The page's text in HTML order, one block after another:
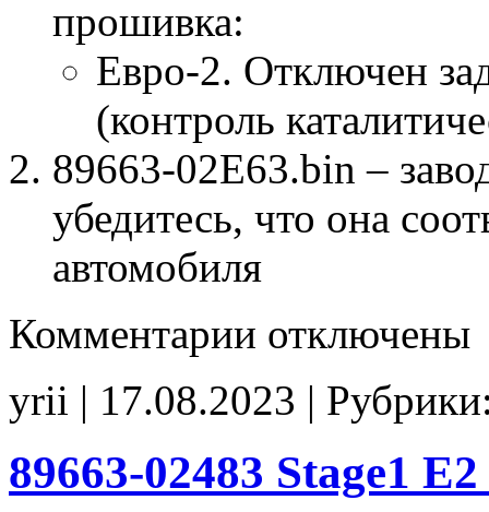
прошивка:
Евро-2. Отключен
(контроль
89663-02E63.bin –
убедитесь, что она
автомобиля
Комментарии записи
E2
noCHK
отключены
yrii | 17.08.2023 |
89663-02483 Stage1